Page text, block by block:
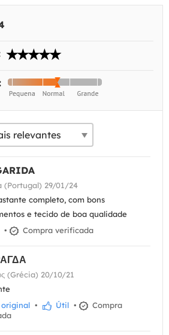
(Portugal) 29/01/24
completo, com bons
e tecido de boa qualidade
• Compra verificada
(Grécia) 20/10/21
original • Útil •
Compra